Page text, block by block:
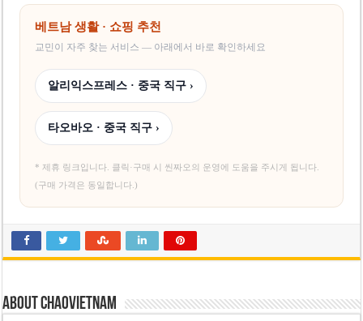
베트남 생활 · 쇼핑 추천
교민이 자주 찾는 서비스 — 아래에서 바로 확인하세요
알리익스프레스 · 중국 직구 ›
타오바오 · 중국 직구 ›
* 제휴 링크입니다. 클릭·구매 시 씬짜오의 운영에 도움을 주시게 됩니다.
(구매 가격은 동일합니다.)
About chaovietnam